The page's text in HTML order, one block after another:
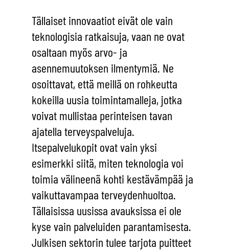
Tällaiset innovaatiot eivät ole vain
teknologisia ratkaisuja, vaan ne ovat
osaltaan myös arvo- ja
asennemuutoksen ilmentymiä. Ne
osoittavat, että meillä on rohkeutta
kokeilla uusia toimintamalleja, jotka
voivat mullistaa perinteisen tavan
ajatella terveyspalveluja.
Itsepalvelukopit ovat vain yksi
esimerkki siitä, miten teknologia voi
toimia välineenä kohti kestävämpää ja
vaikuttavampaa terveydenhuoltoa.
Tällaisissa uusissa avauksissa ei ole
kyse vain palveluiden parantamisesta.
Julkisen sektorin tulee tarjota puitteet